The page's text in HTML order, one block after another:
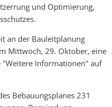
und Optimierung,
an der Bauleitplanung
Mittwoch, 29. Oktober, eine
"Weitere Informationen" auf
Bebauungsplanes 231